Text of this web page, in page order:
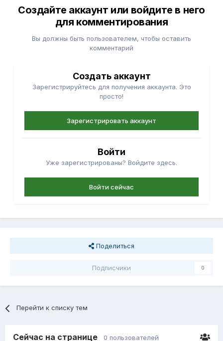
Создайте аккаунт или войдите в него
для комментирования
Вы должны быть пользователем, чтобы оставить
комментарий
Создать аккаунт
Зарегистрируйтесь для получения аккаунта. Это
просто!
Зарегистрировать аккаунт
Войти
Уже зарегистрированы? Войдите здесь.
Войти сейчас
Поделиться
Подписчики 0
Перейти к списку тем
Сейчас на странице 0 пользователей